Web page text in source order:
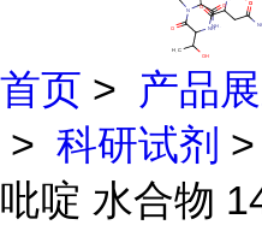
首页 > 产品
> 科研试剂
吡啶 水合物